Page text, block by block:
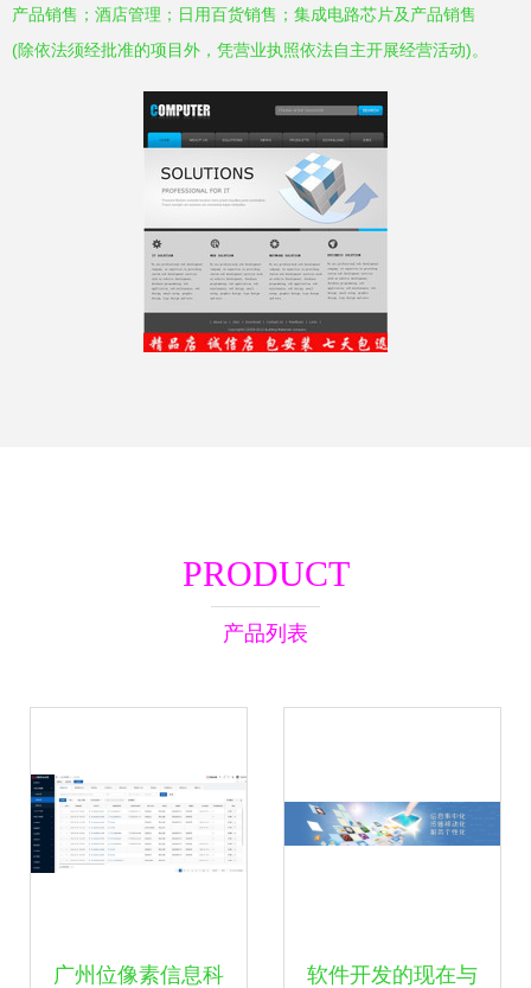
产品销售；酒店管理；日用百货销售；集成电路芯片及产品销售
(除依法须经批准的项目外，凭营业执照依法自主开展经营活动)。
PRODUCT
产品列表
广州位像素信息科 软件开发的现在与